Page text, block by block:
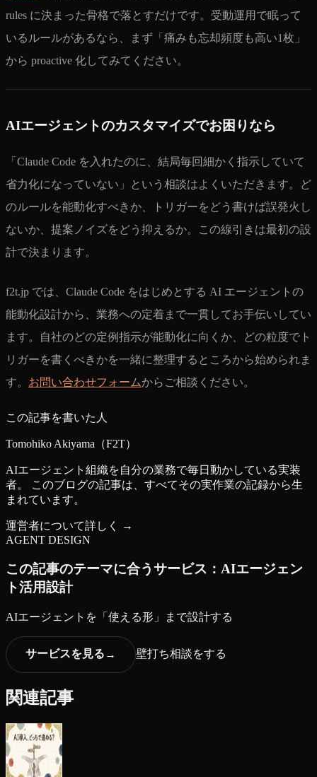
rules に決まった骨格で落とすだけです。受動運用で眠って
いるルールがあるなら、まず「痛みも忘却頻度も高い1枚」
から proactive 化してみてください。
AIエージェントのカスタマイズでお困りなら
「Claude Code を入れたのに、結局毎回細かく指示していて
省力化になっていない」という相談はよくいただきます。ど
のルールを能動化すべきか、トリガーをどう書けば誤発火し
ないか、提案ノイズをどう抑えるか。この線引きは最初の設
計で決まります。
f2t.jp では、Claude Code をはじめとする AI エージェントの
能動化設計から、業務への定着まで一貫してお手伝いしてい
ます。自社のどの定例指示が能動化に向くか、どの粒度でト
リガーを書くべきかを一緒に整理するところから始められま
す。 お問い合わせフォームからご相談ください。
この記事を書いた人
Tomohiko Akiyama（F2T）
AIエージェント組織を自分の業務で毎日動かしている実装
者。 このブログの記事は、すべてその実作業の記録から生
まれています。
運営者について詳しく →
AGENT DESIGN
この記事のテーマに合うサービス： AIエージェン
ト活用設計
AIエージェントを「使える形」まで設計する
サービスを見る → 壁打ち相談をする
関連記事